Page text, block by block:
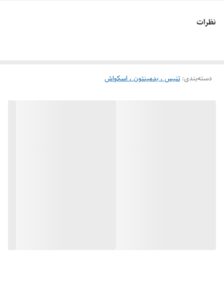
حرفه ای و نیمه حرفه ای مناسب می‌دانند.
نظرات
دسته‌بندی: تنیس ، بدمینتون ، اسکواش